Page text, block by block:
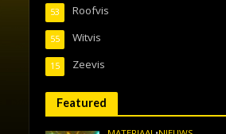
Roofvis
53
Witvis
55
Zeevis
15
Featured